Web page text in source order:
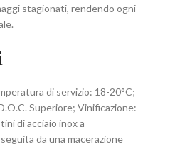
stagionati, rendendo ogni
di servizio: 18-20°C;
Superiore; Vinificazione:
di acciaio inox a
da una macerazione